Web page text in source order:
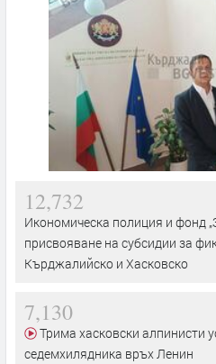
12,732
Икономическа полиция и фонд
присвояване на субсидии за
Кърджалийско и Хасковско
7,130
седемхилядника връх Ленин